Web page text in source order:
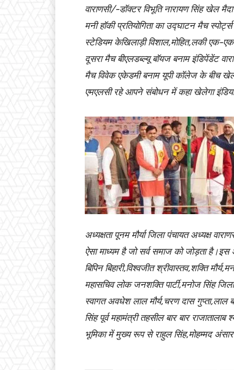
वाराणसी/-डॉक्टर विभूति नारायण सिंह खेल
मनी हॉकी प्रतियोगिता का उद्घाटन मैच
स्टेडियम केखिलाड़ी विशाल,मोहित,लकी
दूसरा मैच बीएलडब्ल्यू बॉयज बनाम इंडिपेंडेंट
मैच विवेक एकेडमी बनाम यूपी कॉलेज के बीच
एमएलसी रहे आपने संबोधन में कहा खेलेगा इंडिया
अध्यक्षता पूनम मौर्या जिला पंचायत अध्यक्ष
ऐसा माध्यम है जो सर्व समाज को जोड़ता
बिपिन बिहारी,विश्वजीत श्रीवास्तव,शक्ति
महासचिव लोक जनशक्ति पार्टी,मनोज सिंह
स्वागत अवधेश लाल मौर्य,चरण दास गुप्ता,लाल
सिंह पूर्व महामंत्री तहसील बार बार
भूमिका में मुख्य रूप से राहुल सिंह,मोहम्मद